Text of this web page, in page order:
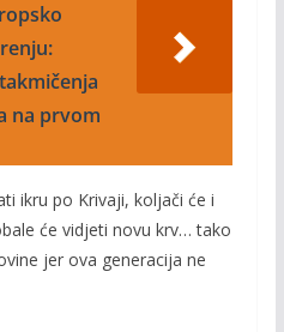
na prvom
ikru po Krivaji, koljači će i
će vidjeti novu krv… tako
jer ova generacija ne